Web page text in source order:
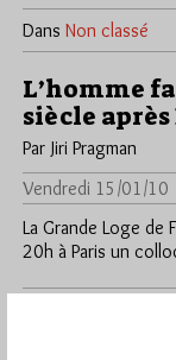
Dans Non classé
L’homme
siècle
Par Jiri Pragman
Vendredi 15/01/10
La Grande Loge
20h à Paris un